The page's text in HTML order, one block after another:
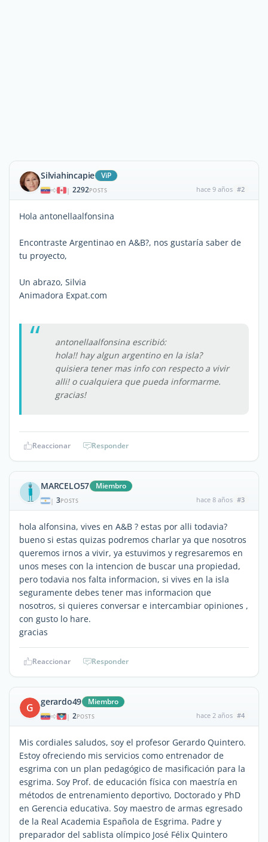
Silviahincapie ViP
| 2292POSTS hace 9 años #2
Hola antonellaalfonsina
Encontraste Argentinao en A&B?, nos gustaría saber de
tu proyecto,
Un abrazo, Silvia
Animadora Expat.com
antonellaalfonsina escribió:
hola!! hay algun argentino en la isla?
quisiera tener mas info con respecto a vivir
alli! o cualquiera que pueda informarme.
gracias!
Reaccionar Responder
MARCELO57 Miembro
| 3POSTS hace 8 años #3
hola alfonsina, vives en A&B ? estas por alli todavia?
bueno si estas quizas podremos charlar ya que nosotros
queremos irnos a vivir, ya estuvimos y regresaremos en
unos meses con la intencion de buscar una propiedad,
pero todavia nos falta informacion, si vives en la isla
seguramente debes tener mas informacion que
nosotros, si quieres conversar e intercambiar opiniones ,
con gusto lo hare.
gracias
Reaccionar Responder
G gerardo49 Miembro
| 2POSTS hace 2 años #4
Mis cordiales saludos, soy el profesor Gerardo Quintero.
Estoy ofreciendo mis servicios como entrenador de
esgrima con un plan pedagógico de masificación para la
esgrima. Soy Prof. de educación física con maestría en
métodos de entrenamiento deportivo, Doctorado y PhD
en Gerencia educativa. Soy maestro de armas egresado
de la Real Academia Española de Esgrima. Padre y
preparador del sablista olímpico José Félix Quintero